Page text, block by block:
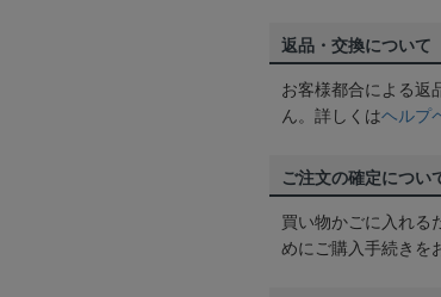
返品・交換について
お客様都合による返
ん。詳しくはヘルプ
ご注文の確定につい
買い物かごに入れる
めにご購入手続きを